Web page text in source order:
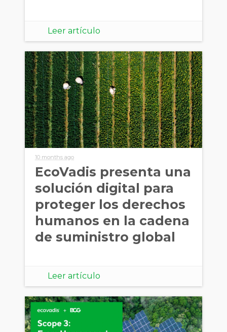
Leer artículo
10 months ago
EcoVadis presenta una
solución digital para
proteger los derechos
humanos en la cadena
de suministro global
Leer artículo